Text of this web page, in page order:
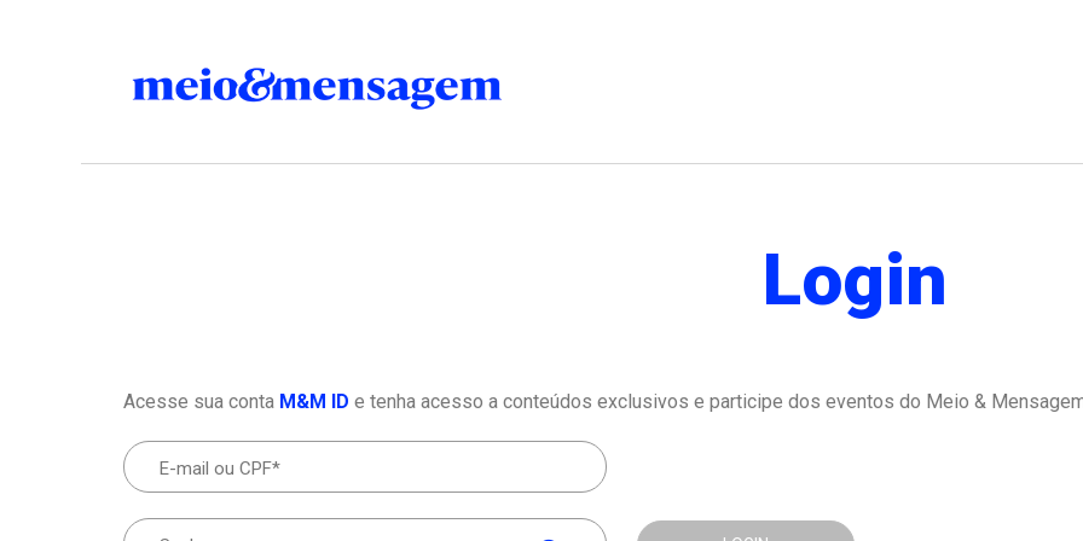
Login
Acesse sua conta M&M ID e tenha acesso a conteúdos exclusivos e participe dos eventos do Meio &